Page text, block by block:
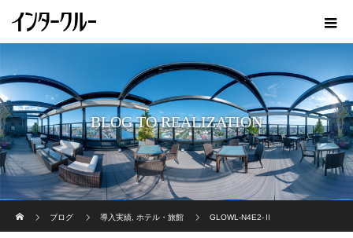
BLOG TO REALIZATION
ブログ
導入実績 ホテル・旅館 GLOWL-N4E2-Ⅱ